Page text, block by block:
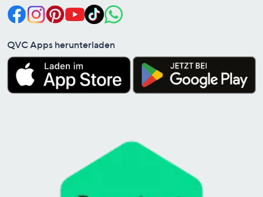
QVC Apps herunterladen